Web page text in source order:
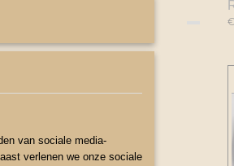
de pasvorm.
van sociale media-
verlenen we onze sociale